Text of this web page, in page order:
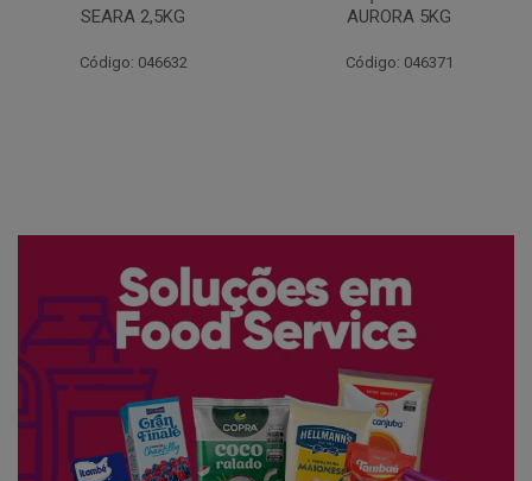
AURORA 5KG
Código: 046371
FATIADO PAKAN 200G
Código: 061522